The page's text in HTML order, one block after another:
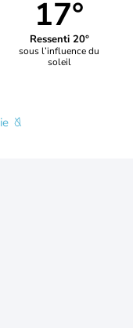
17°
Ressenti 20°
sous l’influence du
soleil